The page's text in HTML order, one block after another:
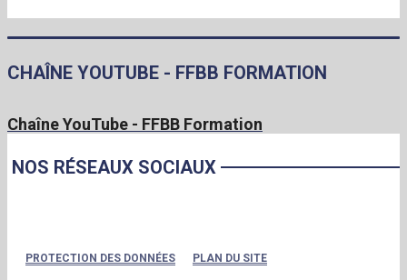
CHAÎNE YOUTUBE - FFBB FORMATION
Chaîne YouTube - FFBB Formation
NOS RÉSEAUX SOCIAUX
PROTECTION DES DONNÉES PLAN DU SITE